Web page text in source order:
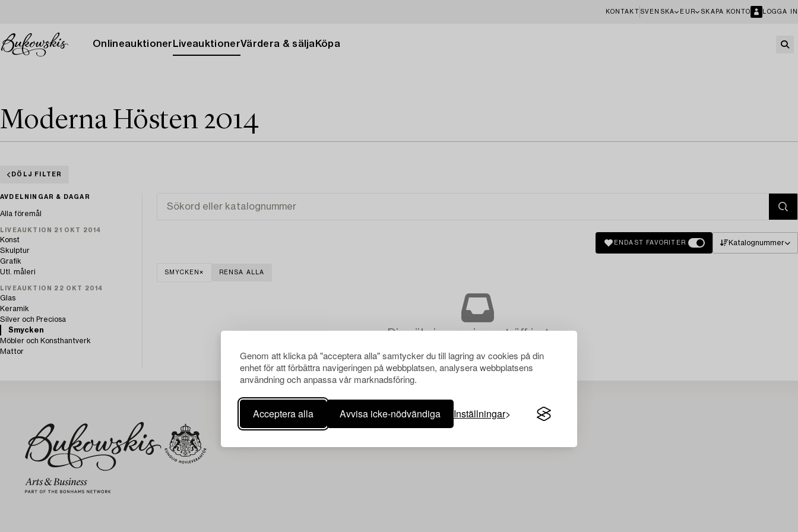
Genom att klicka på "acceptera alla" samtycker du till lagring av cookies på din
enhet för att förbättra navigeringen på webbplatsen, analysera webbplatsens
användning och anpassa vår marknadsföring.
Acceptera alla Avvisa icke-nödvändiga Inställningar
KONTAKT SVENSKA EUR SKAPA KONTO LOGGA IN
Onlineauktioner LiveauktionerVärdera & sälja Köpa
Moderna Hösten 2014
DÖLJ FILTER
AVDELNINGAR & DAGAR
Alla föremål
LIVEAUKTION 21 OKT 2014
Konst
Skulptur
Grafik
Utl. måleri
LIVEAUKTION 22 OKT 2014
Glas
Keramik
Silver och Preciosa
Smycken
Möbler och Konsthantverk
Mattor
ENDAST FAVORITER Katalognummer
SMYCKEN RENSA ALLA
Din sökning gav ingen träff just nu.